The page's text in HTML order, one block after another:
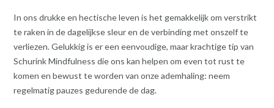
In ons drukke en hectische leven is het gemakkelijk om verstrikt
te raken in de dagelijkse sleur en de verbinding met onszelf te
verliezen. Gelukkig is er een eenvoudige, maar krachtige tip van
Schurink Mindfulness die ons kan helpen om even tot rust te
komen en bewust te worden van onze ademhaling: neem
regelmatig pauzes gedurende de dag.